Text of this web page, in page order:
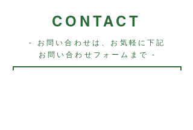
CONTACT
- お問い合わせは、お気軽に下記
お問い合わせフォームまで -